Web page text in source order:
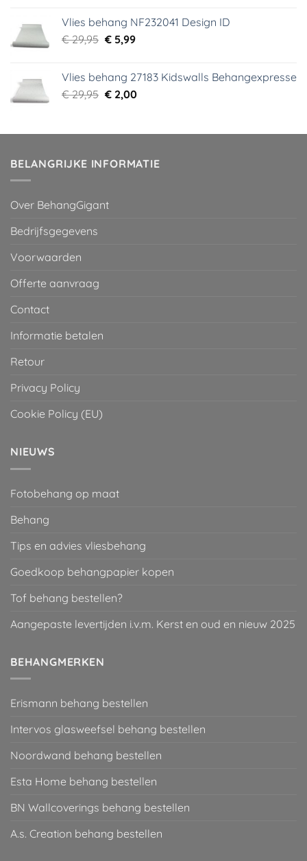
€ 29,95.€ 3,99.
Vlies behang NF232041 Design ID
€29,95 Oorspronkelijke
€ 29,95.
€5,99Huidige
€ 5,99.
Vlies behang 27183 Kidswalls Behangexpresse
€29,95 Oorspronkelijke
€ 29,95.
€2,00Huidige
€ 2,00.
BELANGRIJKE INFORMATIE
Over BehangGigant
Bedrijfsgegevens
Voorwaarden
Offerte aanvraag
Contact
Informatie betalen
Retour
Privacy Policy
Cookie Policy (EU)
NIEUWS
Fotobehang op maat
Behang
Tips en advies vliesbehang
Goedkoop behangpapier kopen
Tof behang bestellen?
Aangepaste levertijden i.v.m. Kerst en oud en nieuw 2025
BEHANGMERKEN
Erismann behang bestellen
Intervos glasweefsel behang bestellen
Noordwand behang bestellen
Esta Home behang bestellen
BN Wallcoverings behang bestellen
A.s. Creation behang bestellen